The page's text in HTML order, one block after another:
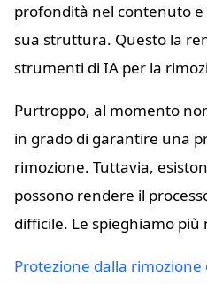
profondità nel contenuto e
sua struttura. Questo la
strumenti di IA per la
Purtroppo, al momento
in grado di garantire una
rimozione. Tuttavia,
possono rendere il
difficile. Le spieghiamo più
Protezione dalla